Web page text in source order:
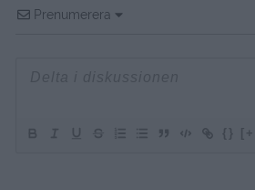
Prenumerera
{} [+]